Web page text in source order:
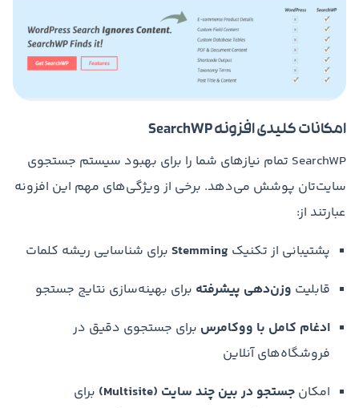
امکانات کلیدی افزونه SearchWP
SearchWP تمام نیازهای شما را برای بهبود سیستم جستجوی
سایت‌تان پوشش می‌دهد. برخی از ویژگی‌های مهم این افزونه
عبارتند از:
پشتیبانی از تکنیک Stemming برای شناسایی ریشه کلمات
قابلیت وزن‌دهی پیشرفته برای بهینه‌سازی نتایج جستجو
ادغام کامل با ووکامرس برای جستجوی دقیق در
فروشگاه‌های آنلاین
امکان جستجو در بین چند سایت (Multisite)
برای